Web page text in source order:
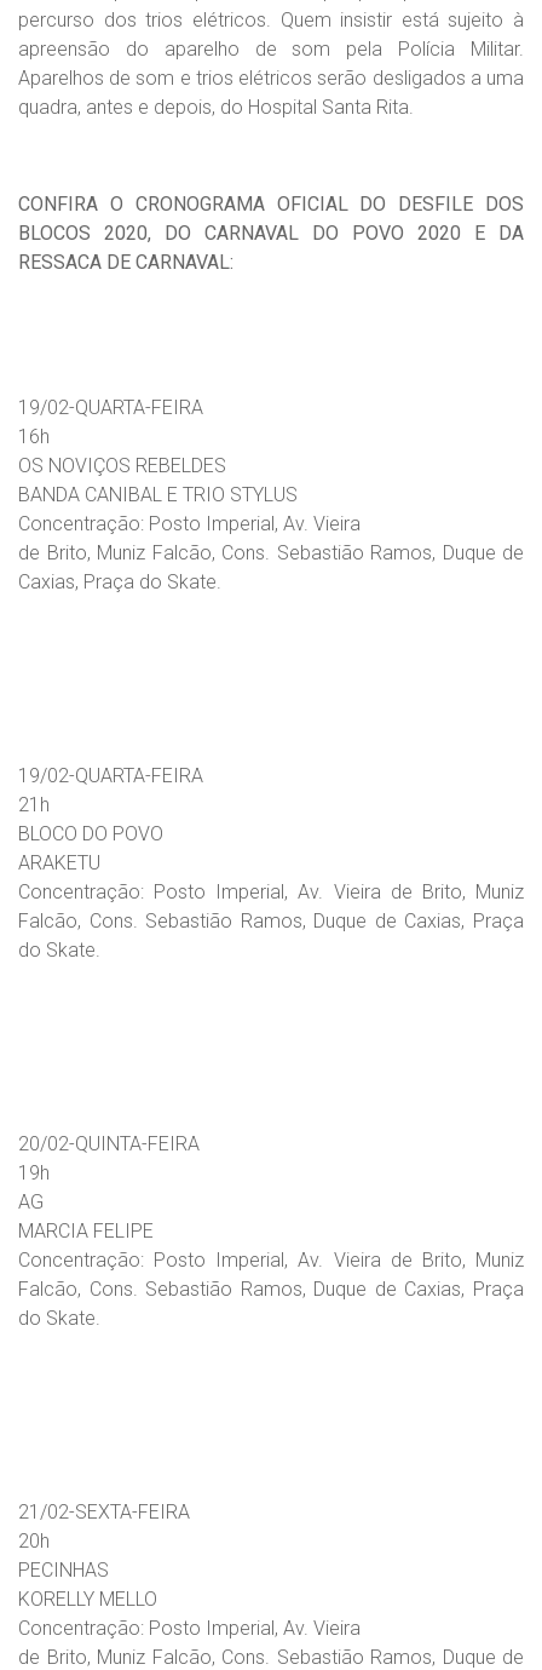
percurso dos trios elétricos. Quem insistir está sujeito à
apreensão do aparelho de som pela Polícia Militar.
Aparelhos de som e trios elétricos serão desligados a uma
quadra, antes e depois, do Hospital Santa Rita.
CONFIRA O CRONOGRAMA OFICIAL DO DESFILE DOS
BLOCOS 2020, DO CARNAVAL DO POVO 2020 E DA
RESSACA DE CARNAVAL:
19/02-QUARTA-FEIRA
16h
OS NOVIÇOS REBELDES
BANDA CANIBAL E TRIO STYLUS
Concentração: Posto Imperial, Av. Vieira
de Brito, Muniz Falcão, Cons. Sebastião Ramos, Duque de
Caxias, Praça do Skate.
19/02-QUARTA-FEIRA
21h
BLOCO DO POVO
ARAKETU
Concentração: Posto Imperial, Av. Vieira de Brito, Muniz
Falcão, Cons. Sebastião Ramos, Duque de Caxias, Praça
do Skate.
20/02-QUINTA-FEIRA
19h
AG
MARCIA FELIPE
Concentração: Posto Imperial, Av. Vieira de Brito, Muniz
Falcão, Cons. Sebastião Ramos, Duque de Caxias, Praça
do Skate.
21/02-SEXTA-FEIRA
20h
PECINHAS
KORELLY MELLO
Concentração: Posto Imperial, Av. Vieira
de Brito, Muniz Falcão, Cons. Sebastião Ramos, Duque de